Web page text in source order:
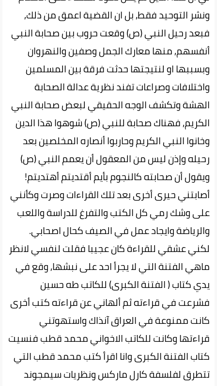
ونشر التوحيد فقط, بل ان القضية اعمق من ذلك,
فبعد رحيل النبي (ص) وقعت حروب بين صحابة النبي
أنفسهم, منها معارك الجمل وصفين والنهروان
وبسببها او لنتيجتها حدثت فرقة بين المسلمين
واختلافات وصراعات تفند نظرية عدالة الصحابة
الهشة وتكشف الوجه الحقيقي لبعض صحابة النبي
الكريم, فهناك صحابة للنبي (ص) شوهوا هذا الدين
وخانوا النبي الكريم وحاربوا أنصاره المخلصين بعد
رحيله وإذن ليس من المعقول أن يعمم النبي (ص)
ويقول أن صحابته كالنجوم بأيم أقتديتم أهتديتم!
أصابتني حيرى أخرى بعد تلك القراءات وصرت وكأنني
على وشك رمي كل الكتب والتفرغ للدراسة واللعب
والرياضة وايجاد عمل في الصيف كحال اصحابي.
لكني عشقي للقراءة كان عجيبا فقلت لنفسي لانظر
ماهي الفتنة التي لا يجرأ احد على نبشها, وقع في
يدي كتاب ( الفتنة الكبرى) للكاتب طه حسين
فشرعت في قراءته ثم ألهاني عن قراءته كتب أخرى
كانت ممنوعة في العراق آنذاك واستهوتني
قراءتها وكانت للكاتب الاخواني محمد قطب فنسيت
كتاب الفتنة الكبرى وانا اقرأ كتب محمد قطب التي
تتطرق لفلسفة كارل ماركس ونظريات سيمجوند